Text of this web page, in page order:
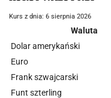
Kurs z dnia: 6 sierpnia 2026
Waluta
Dolar amerykański
Euro
Frank szwajcarski
Funt szterling